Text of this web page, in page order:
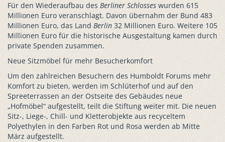
Für den Wiederaufbau des Berliner Schlosses wurden 615
Millionen Euro veranschlagt. Davon übernahm der Bund 483
Millionen Euro, das Land Berlin 32 Millionen Euro. Weitere 105
Millionen Euro für die historische Ausgestaltung kamen durch
private Spenden zusammen.
Neue Sitzmöbel für mehr Besucherkomfort
Um den zahlreichen Besuchern des Humboldt Forums mehr
Komfort zu bieten, werden im Schlüterhof und auf den
Spreeterrassen an der Ostseite des Gebäudes neue
„Hofmöbel“ aufgestellt, teilt die Stiftung weiter mit. Die neuen
Sitz-, Liege-, Chill- und Kletterobjekte aus recyceltem
Polyethylen in den Farben Rot und Rosa werden ab Mitte
März aufgestellt.